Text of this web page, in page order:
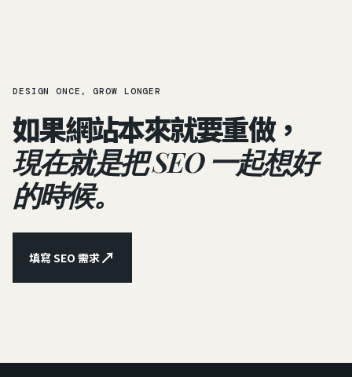
DESIGN ONCE, GROW LONGER
如果網站本來就要重做，
現在就是把 SEO 一起想好
的時候。
填寫 SEO 需求↗